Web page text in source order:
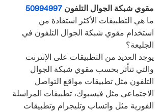
مقوي شبكة الجوال التلفون 50994997
ما هي التطبيقات الأكثر استفادة من
استخدام مقوي شبكة الجوال التلفون في
الجليعة؟
يوجد العديد من التطبيقات على الإنترنت
والتي تتأثر بحسب مقوي شبكة الجوال
التلفون مثل تطبيقات مواقع التواصل
الاجتماعي مثل فيسبوك، تطبيقات المراسلة
الفورية مثل واتساب وتليجرام وتطبيقات